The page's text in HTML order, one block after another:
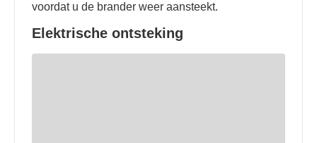
voordat u de brander weer aansteekt.
Elektrische ontsteking